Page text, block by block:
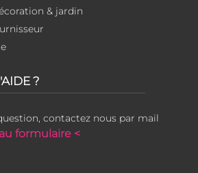
& jardin
?
contactez nous par mail
formulaire <